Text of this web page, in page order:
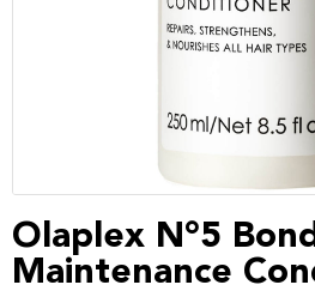
Olaplex N°5
Maintenance